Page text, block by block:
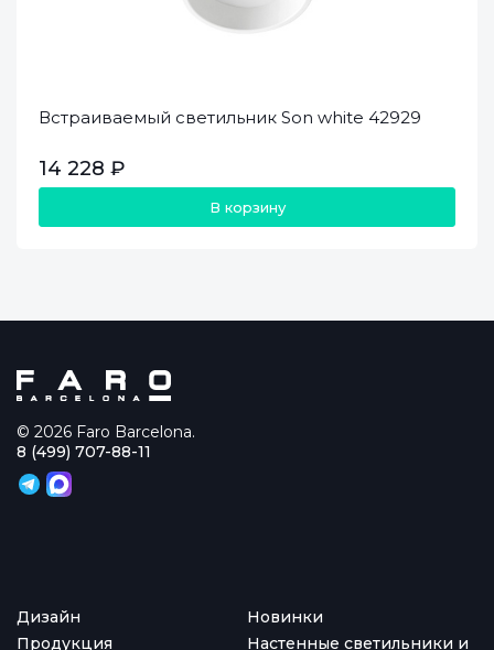
Встраиваемый светильник Son white 42929
14 228 ₽
В корзину
© 2026 Faro Barcelona.
Дизайн
Продукция
Новинки
Настенные светильники и
8 (499) 707-88-11